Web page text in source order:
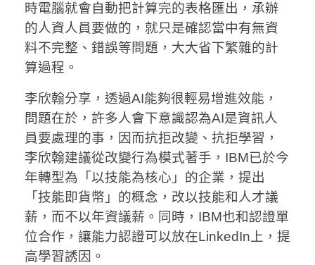
時電腦就會自動把計算完的表格匯出，承辦
的人資人員要做的，就只是確認當中有無資
料不完整、錯誤等問題，大大省下繁雜的計
算過程。
李欣翰分享，透過AI能夠很輕易增進效能，
問題在於，許多人會下意識認為AI是資訊人
員要處理的事，因而抗拒改變、抗拒學習，
李欣翰建議從改變行為模式著手，IBM已於今
年轉型為「以技能為核心」的企業，提出
「技能即貨幣」的概念，改以技能和人才議
薪，而不以年資議薪。同時，IBM也和認證單
位合作，讓能力認證可以放在LinkedIn上，提
高學習誘因。